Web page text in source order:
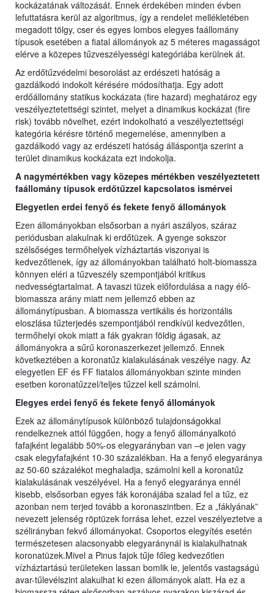
kockázatának változását. Ennek érdekében minden évben
lefuttatásra kerül az algoritmus, így a rendelet mellékletében
megadott tölgy, cser és egyes lombos elegyes faállomány
típusok esetében a fiatal állományok az 5 méteres magasságot
elérve a közepes tűzveszélyességi kategóriába kerülnek át.
Az erdőtűzvédelmi besorolást az erdészeti hatóság a
gazdálkodó indokolt kérésére módosíthatja. Egy adott
erdőállomány statikus kockázata (fire hazard) meghatároz egy
veszélyeztetettségi szintet, melyet a dinamikus kockázat (fire
risk) tovább növelhet, ezért indokolható a veszélyeztettségi
kategória kérésre történő megemelése, amennyiben a
gazdálkodó vagy az erdészeti hatóság álláspontja szerint a
terület dinamikus kockázata ezt indokolja.
A nagymértékben vagy közepes mértékben veszélyeztetett
faállomány típusok erdőtűzzel kapcsolatos ismérvei
Elegyetlen erdei fenyő és fekete fenyő állományok
Ezen állományokban elsősorban a nyári aszályos, száraz
periódusban alakulnak ki erdőtüzek. A gyenge sokszor
szélsőséges termőhelyek vízháztartás viszonyai is
kedvezőtlenek, így az állományokban található holt-biomassza
könnyen eléri a tűzveszély szempontjából kritikus
nedvességtartalmat. A tavaszi tüzek előfordulása a nagy élő-
biomassza arány miatt nem jellemző ebben az
állománytípusban. A biomassza vertikális és horizontális
eloszlása tűzterjedés szempontjából rendkívül kedvezőtlen,
termőhelyi okok miatt a fák gyakran földig ágasak, az
állományokra a sűrű koronaszerkezet jellemző. Ennek
következtében a koronatűz kialakulásának veszélye nagy. Az
elegyetlen EF és FF fiatalos állományokban szinte minden
esetben koronatűzzel/teljes tűzzel kell számolni.
Elegyes erdei fenyő és fekete fenyő állományok
Ezek az állománytípusok különböző tulajdonságokkal
rendelkeznek attól függően, hogy a fenyő állományalkotó
fafajként legalább 50%-os elegyarányban van –e jelen vagy
csak elegyfafajként 10-30 százalékban. Ha a fenyő elegyaránya
az 50-60 százalékot meghaladja, számolni kell a koronatűz
kialakulásának veszélyével. Ha a fenyő elegyaránya ennél
kisebb, elsősorban egyes fák koronájába szalad fel a tűz, ez
azonban nem terjed tovább a koronaszintben. Ez a „fáklyának”
nevezett jelenség röptüzek forrása lehet, ezzel veszélyeztetve a
szélirányban fekvő állományokat. Csoportos elegyítés esetén
természetesen alacsonyabb elegyaránynál is kialakulhatnak
koronatüzek.Mivel a Pinus fajok tűje főleg kedvezőtlen
vízháztartású területeken lassan bomlik le, jelentős vastagságú
avar-tűlevélszint alakulhat ki ezen állományok alatt. Ha ez a